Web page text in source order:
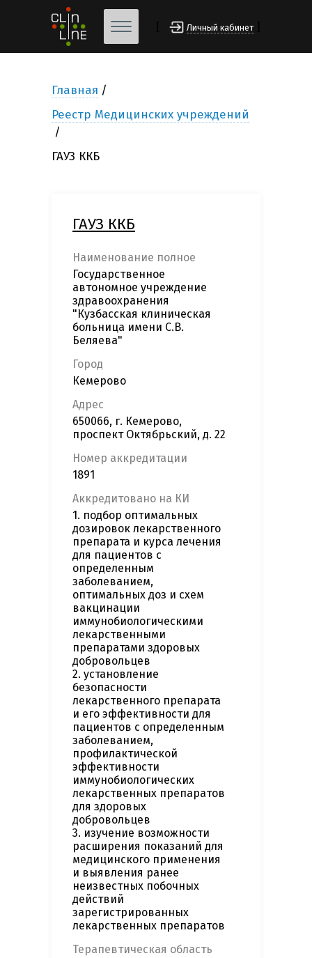
Личный кабинет
Главная
Реестр Медицинских учреждений
ГАУЗ ККБ
ГАУЗ ККБ
Наименование полное
Государственное
автономное учреждение
здравоохранения
"Кузбасская клиническая
больница имени С.В.
Беляева"
Город
Кемерово
Адрес
650066, г. Кемерово,
проспект Октябрьский, д. 22
Номер аккредитации
1891
Аккредитовано на КИ
1. подбор оптимальных
дозировок лекарственного
препарата и курса лечения
для пациентов с
определенным
заболеванием,
оптимальных доз и схем
вакцинации
иммунобиологическими
лекарственными
препаратами здоровых
добровольцев
2. установление
безопасности
лекарственного препарата
и его эффективности для
пациентов с определенным
заболеванием,
профилактической
эффективности
иммунобиологических
лекарственных препаратов
для здоровых
добровольцев
3. изучение возможности
расширения показаний для
медицинского применения
и выявления ранее
неизвестных побочных
действий
зарегистрированных
лекарственных препаратов
Терапевтическая область